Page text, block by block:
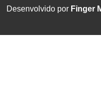
Desenvolvido por Finger